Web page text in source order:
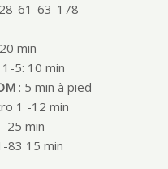
61-63-178-
min
5: 10 min
: 5 min à pied
1 -12 min
25 min
83 15 min